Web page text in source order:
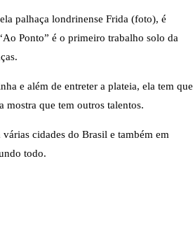
palhaça londrinense Frida (foto), é
Ponto” é o primeiro trabalho solo da
e além de entreter a plateia, ela tem que
mostra que tem outros talentos.
cidades do Brasil e também em
todo.